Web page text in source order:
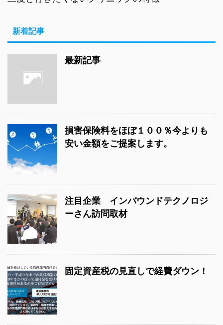
新着記事
最新記事
損害保険料をほぼ１００％今よりも
安い金額をご提案します。
注目企業 インバウンドテクノロジ
ーさん訪問取材
固定資産税の見直しで経費ダウン！